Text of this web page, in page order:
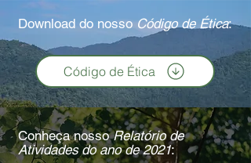
Download do nossoCódigo de Ética:
Código de Ética
Conheça nossoRelatório de
Atividades do ano de 2021: